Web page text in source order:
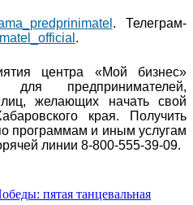
. Телеграм-
.
центра «Мой бизнес»
для предпринимателей,
желающих начать свой
края. Получить
программам и иным услугам
линии 8-800-555-39-09.